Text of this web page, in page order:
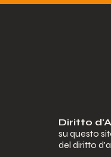
Diritto
su questo
del diritto